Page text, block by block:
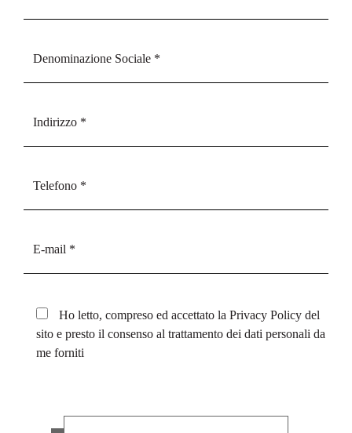
Ho letto, compreso ed accettato la Privacy Policy del
sito e presto il consenso al trattamento dei dati personali da
me forniti